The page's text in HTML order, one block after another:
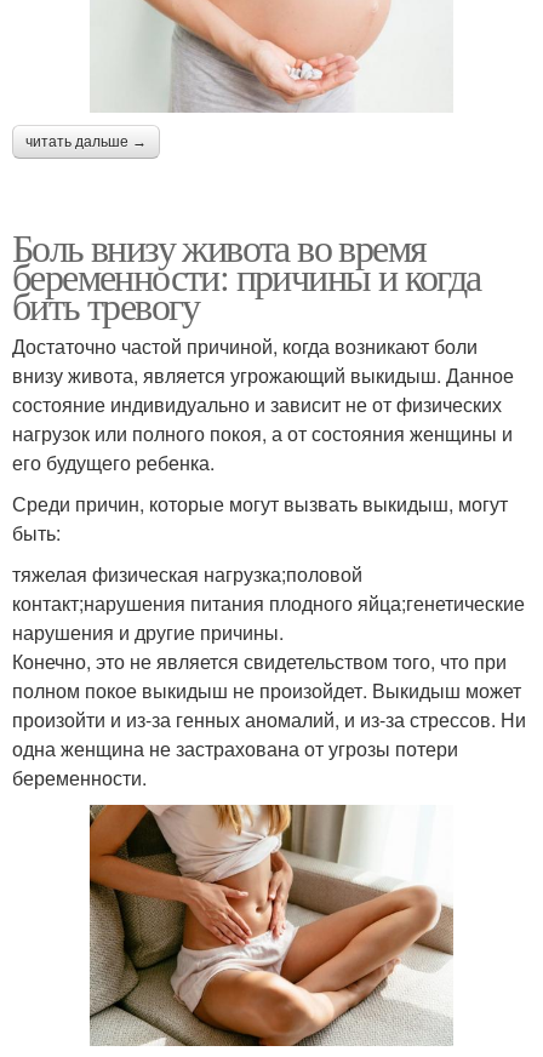
читать дальше →
Боль внизу живота во время
беременности: причины и когда
бить тревогу
Достаточно частой причиной, когда возникают боли
внизу живота, является угрожающий выкидыш. Данное
состояние индивидуально и зависит не от физических
нагрузок или полного покоя, а от состояния женщины и
его будущего ребенка.
Среди причин, которые могут вызвать выкидыш, могут
быть:
тяжелая физическая нагрузка;половой
контакт;нарушения питания плодного яйца;генетические
нарушения и другие причины.
Конечно, это не является свидетельством того, что при
полном покое выкидыш не произойдет. Выкидыш может
произойти и из-за генных аномалий, и из-за стрессов. Ни
одна женщина не застрахована от угрозы потери
беременности.